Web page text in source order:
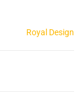
Royal Design